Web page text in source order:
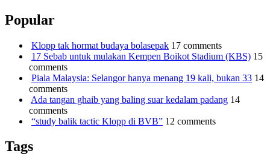
Popular
Klopp tak hormat budaya bolasepak 17 comments
17 Sebab untuk mulakan Kempen Boikot Stadium (KBS) 15
comments
Piala Malaysia: Selangor hanya menang 19 kali, bukan 33 14
comments
Ada tangan ghaib yang baling suar kedalam padang 14
comments
“study balik tactic Klopp di BVB” 12 comments
Tags